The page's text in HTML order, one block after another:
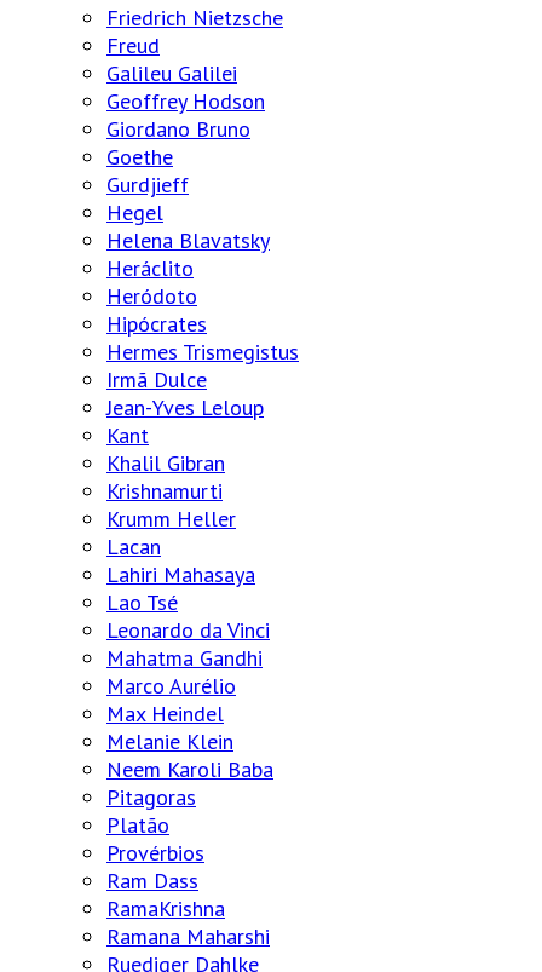
Friedrich Nietzsche
Freud
Galileu Galilei
Geoffrey Hodson
Giordano Bruno
Goethe
Gurdjieff
Hegel
Helena Blavatsky
Heráclito
Heródoto
Hipócrates
Hermes Trismegistus
Irmã Dulce
Jean-Yves Leloup
Kant
Khalil Gibran
Krishnamurti
Krumm Heller
Lacan
Lahiri Mahasaya
Lao Tsé
Leonardo da Vinci
Mahatma Gandhi
Marco Aurélio
Max Heindel
Melanie Klein
Neem Karoli Baba
Pitagoras
Platão
Provérbios
Ram Dass
RamaKrishna
Ramana Maharshi
Ruediger Dahlke